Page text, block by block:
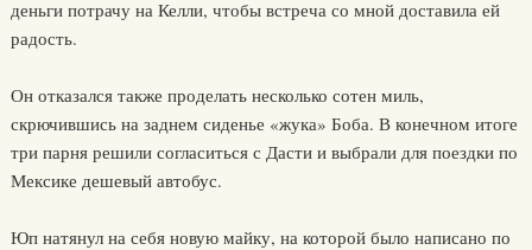
деньги потрачу на Келли, чтобы встреча со мной доставила ей
радость.
Он отказался также проделать несколько сотен миль,
скрючившись на заднем сиденье «жука» Боба. В конечном итоге
три парня решили согласиться с Дасти и выбрали для поездки по
Мексике дешевый автобус.
Юп натянул на себя новую майку, на которой было написано по